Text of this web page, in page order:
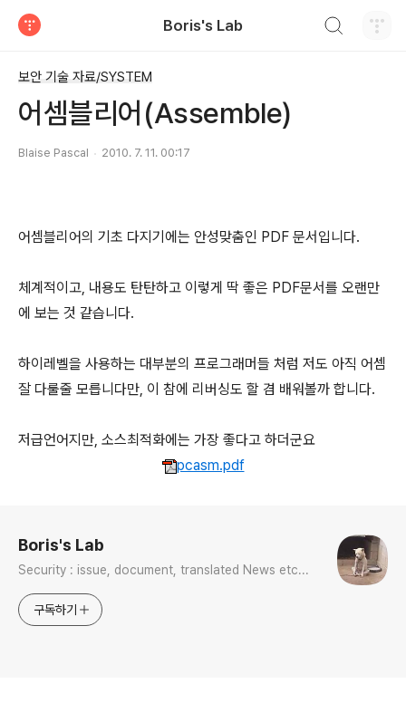
Boris's Lab
보안 기술 자료/SYSTEM
어셈블리어(Assemble)
Blaise Pascal 2010. 7. 11. 00:17
어셈블리어의 기초 다지기에는 안성맞춤인 PDF 문서입니다.
체계적이고, 내용도 탄탄하고 이렇게 딱 좋은 PDF문서를 오랜만
에 보는 것 같습니다.
하이레벨을 사용하는 대부분의 프로그래머들 처럼 저도 아직 어셈
잘 다룰줄 모릅니다만, 이 참에 리버싱도 할 겸 배워볼까 합니다.
저급언어지만, 소스최적화에는 가장 좋다고 하더군요
pcasm.pdf
Boris's Lab
Security : issue, document, translated News etc...
구독하기